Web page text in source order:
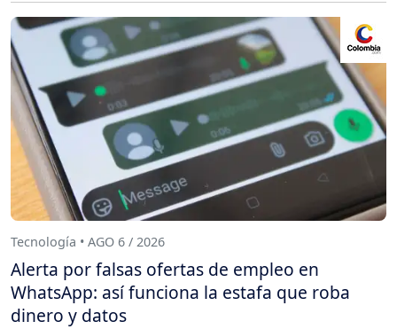
Tecnología • AGO 6 / 2026
Alerta por falsas ofertas de empleo en
WhatsApp: así funciona la estafa que roba
dinero y datos